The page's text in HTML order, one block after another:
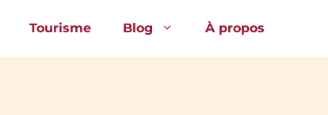
Tourisme Blog À propos